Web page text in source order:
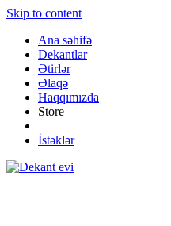
Skip to content
Ana səhifə
Dekantlar
Ətirlər
Əlaqə
Haqqımızda
Store
İstəklər